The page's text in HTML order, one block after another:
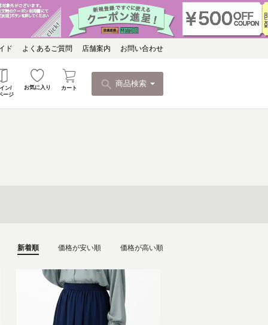
ド よくあるご質問 店舗案内 お問い合わせ
ン/
ージ
お気に入り カート 商品検索
価格が安い順 価格が高い順
新着順